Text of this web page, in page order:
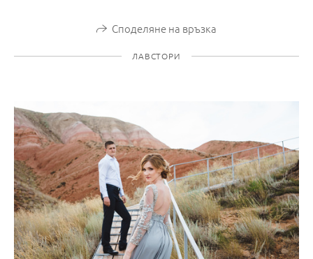
Споделяне на връзка
ЛАВСТОРИ